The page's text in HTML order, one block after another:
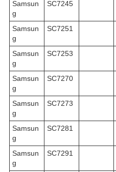
Samsun
g
SC7245
Samsun
g
SC7251
Samsun
g
SC7253
Samsun
g
SC7270
Samsun
g
SC7273
Samsun
g
SC7281
Samsun
g
SC7291